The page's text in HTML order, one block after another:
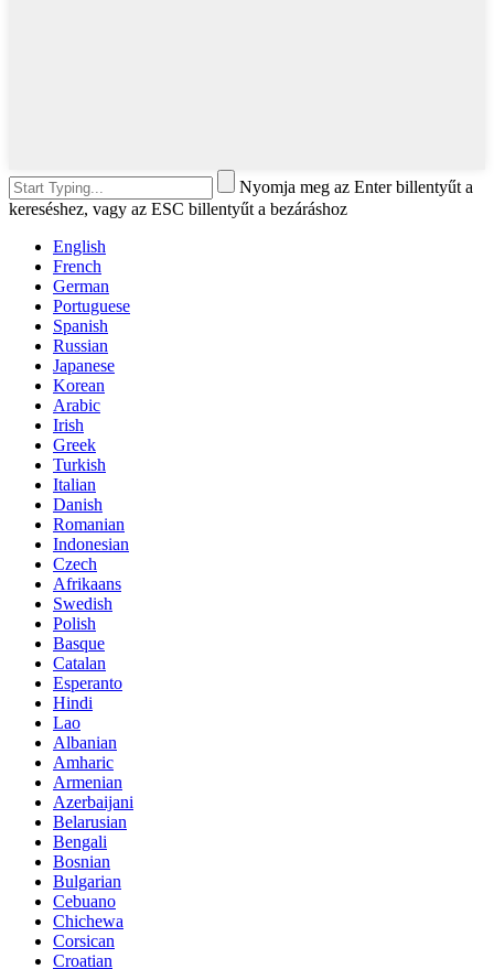
Nyomja meg az Enter billentyűt a
kereséshez, vagy az ESC billentyűt a bezáráshoz
English
French
German
Portuguese
Spanish
Russian
Japanese
Korean
Arabic
Irish
Greek
Turkish
Italian
Danish
Romanian
Indonesian
Czech
Afrikaans
Swedish
Polish
Basque
Catalan
Esperanto
Hindi
Lao
Albanian
Amharic
Armenian
Azerbaijani
Belarusian
Bengali
Bosnian
Bulgarian
Cebuano
Chichewa
Corsican
Croatian